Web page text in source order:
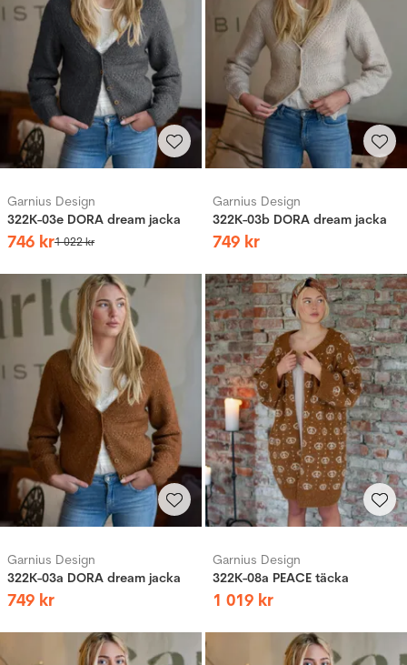
Garnius Design
322K-03e DORA dream jacka
746 kr1 022kr
Garnius Design
322K-03b DORA dream jacka
749 kr
Garnius Design
322K-03a DORA dream jacka
749 kr
Garnius Design
322K-08a PEACE täcka
1 019 kr